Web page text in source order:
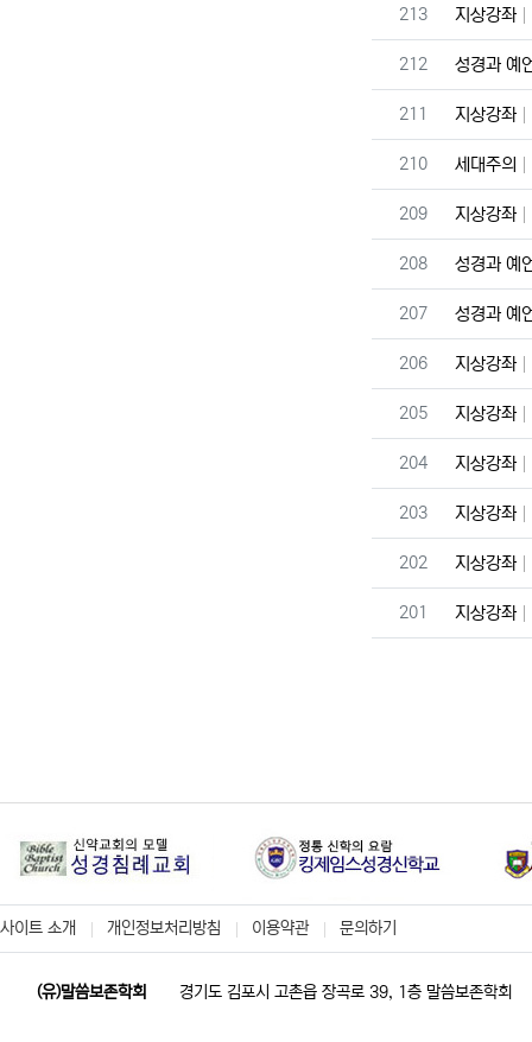
번호
213 지상강좌
번호
212 성경과 예
번호
211 지상강좌
번호
210 세대주의
번호
209 지상강좌
번호
208 성경과 예
번호
207 성경과 예
번호
206 지상강좌
번호
205 지상강좌
번호
204 지상강좌
번호
203 지상강좌
번호
202 지상강좌
번호
201 지상강좌
사이트 소개 개인정보처리방침 이용약관 문의하기
(유)말씀보존학회 경기도 김포시 고촌읍 장곡로 39, 1층 말씀보존학회